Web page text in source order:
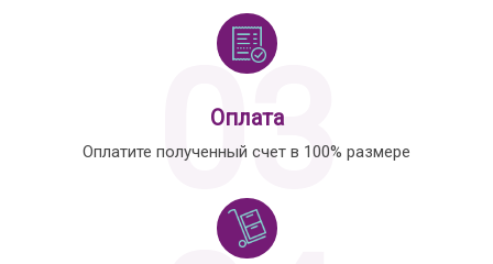
03
Оплата
Оплатите полученный счет в 100% размере